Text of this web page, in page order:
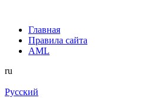
Главная
Правила сайта
AML
ru
Русский